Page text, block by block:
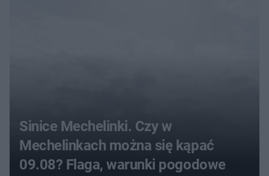
Sinice Mechelinki. Czy w
Mechelinkach można się kąpać
09.08? Flaga, warunki pogodowe